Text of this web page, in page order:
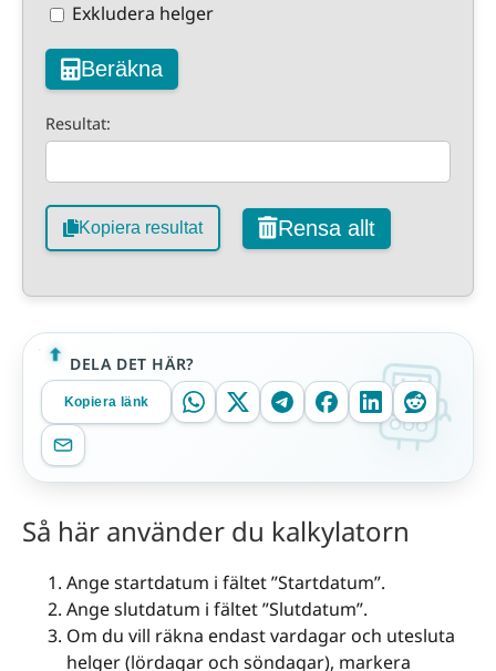
Exkludera helger
Beräkna
Resultat:
Kopiera resultat Rensa allt
DELA DET HÄR?
Kopiera länk
Så här använder du kalkylatorn
Ange startdatum i fältet ”Startdatum”.
Ange slutdatum i fältet ”Slutdatum”.
Om du vill räkna endast vardagar och utesluta
helger (lördagar och söndagar), markera